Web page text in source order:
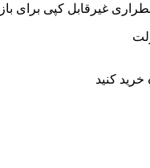
کنید